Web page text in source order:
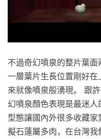
不過奇幻噴泉的整片葉
一層葉片生長位置剛好
來就像噴泉般湧現。 跟
幻噴泉顏色表現是最迷
型態讓國內外很多收藏
擬石蓮屬多肉，在台灣